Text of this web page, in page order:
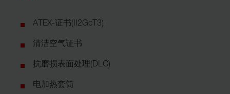
ATEX-证书(II2GcT3)
清洁空气证书
抗磨损表面处理(DLC)
电加热套筒